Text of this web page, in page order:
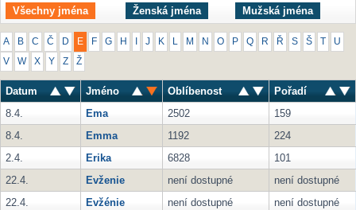
Všechny jména Ženská jména Mužská jména
A B C Č D E F G H J K M N O P Q R Ř S Š U
V W X Y Z Ž
Datum Jméno Oblíbenost
Pořadí
8.4.
Ema 2502
159
8.4.
Emma 1192
224
2.4.
Erika 6828
101
22.4.
Evženie není dostupné
není dostupné
22.4.
Evžénie není dostupné není dostupné